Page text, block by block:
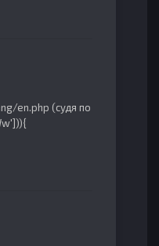
en.php (судя по